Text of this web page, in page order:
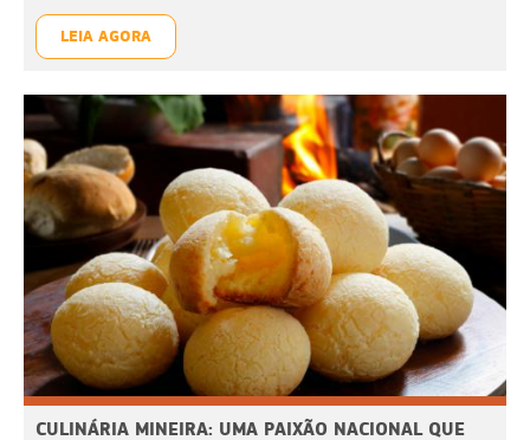
LEIA AGORA
CULINÁRIA MINEIRA: UMA PAIXÃO NACIONAL QUE